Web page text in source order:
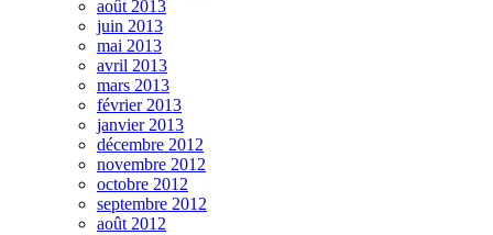
août 2013
juin 2013
mai 2013
avril 2013
mars 2013
février 2013
janvier 2013
décembre 2012
novembre 2012
octobre 2012
septembre 2012
août 2012